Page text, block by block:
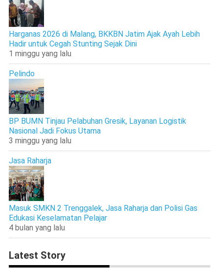
Harganas 2026 di Malang, BKKBN Jatim Ajak Ayah Lebih
Hadir untuk Cegah Stunting Sejak Dini
1 minggu yang lalu
Pelindo
BP BUMN Tinjau Pelabuhan Gresik, Layanan Logistik
Nasional Jadi Fokus Utama
3 minggu yang lalu
Jasa Raharja
Masuk SMKN 2 Trenggalek, Jasa Raharja dan Polisi Gas
Edukasi Keselamatan Pelajar
4 bulan yang lalu
Latest Story